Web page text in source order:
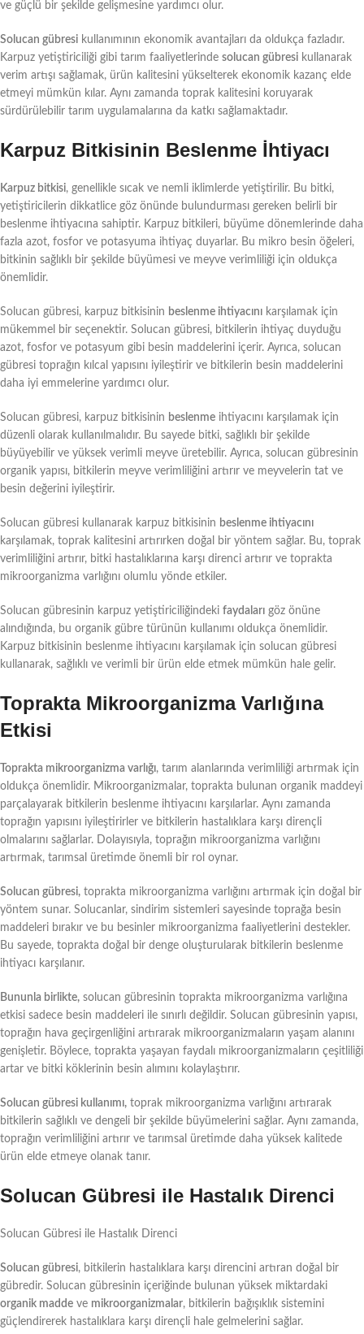
ve güçlü bir şekilde gelişmesine yardımcı olur.
Solucan gübresi kullanımının ekonomik avantajları da oldukça fazladır.
Karpuz yetiştiriciliği gibi tarım faaliyetlerinde solucan gübresi kullanarak
verim artışı sağlamak, ürün kalitesini yükselterek ekonomik kazanç elde
etmeyi mümkün kılar. Aynı zamanda toprak kalitesini koruyarak
sürdürülebilir tarım uygulamalarına da katkı sağlamaktadır.
Karpuz Bitkisinin Beslenme İhtiyacı
Karpuz bitkisi, genellikle sıcak ve nemli iklimlerde yetiştirilir. Bu bitki,
yetiştiricilerin dikkatlice göz önünde bulundurması gereken belirli bir
beslenme ihtiyacına sahiptir. Karpuz bitkileri, büyüme dönemlerinde daha
fazla azot, fosfor ve potasyuma ihtiyaç duyarlar. Bu mikro besin öğeleri,
bitkinin sağlıklı bir şekilde büyümesi ve meyve verimliliği için oldukça
önemlidir.
Solucan gübresi, karpuz bitkisinin beslenme ihtiyacını karşılamak için
mükemmel bir seçenektir. Solucan gübresi, bitkilerin ihtiyaç duyduğu
azot, fosfor ve potasyum gibi besin maddelerini içerir. Ayrıca, solucan
gübresi toprağın kılcal yapısını iyileştirir ve bitkilerin besin maddelerini
daha iyi emmelerine yardımcı olur.
Solucan gübresi, karpuz bitkisinin beslenme ihtiyacını karşılamak için
düzenli olarak kullanılmalıdır. Bu sayede bitki, sağlıklı bir şekilde
büyüyebilir ve yüksek verimli meyve üretebilir. Ayrıca, solucan gübresinin
organik yapısı, bitkilerin meyve verimliliğini artırır ve meyvelerin tat ve
besin değerini iyileştirir.
Solucan gübresi kullanarak karpuz bitkisinin beslenme ihtiyacını
karşılamak, toprak kalitesini artırırken doğal bir yöntem sağlar. Bu, toprak
verimliliğini artırır, bitki hastalıklarına karşı direnci artırır ve toprakta
mikroorganizma varlığını olumlu yönde etkiler.
Solucan gübresinin karpuz yetiştiriciliğindeki faydaları göz önüne
alındığında, bu organik gübre türünün kullanımı oldukça önemlidir.
Karpuz bitkisinin beslenme ihtiyacını karşılamak için solucan gübresi
kullanarak, sağlıklı ve verimli bir ürün elde etmek mümkün hale gelir.
Toprakta Mikroorganizma Varlığına
Etkisi
Toprakta mikroorganizma varlığı, tarım alanlarında verimliliği artırmak için
oldukça önemlidir. Mikroorganizmalar, toprakta bulunan organik maddeyi
parçalayarak bitkilerin beslenme ihtiyacını karşılarlar. Aynı zamanda
toprağın yapısını iyileştirirler ve bitkilerin hastalıklara karşı dirençli
olmalarını sağlarlar. Dolayısıyla, toprağın mikroorganizma varlığını
artırmak, tarımsal üretimde önemli bir rol oynar.
Solucan gübresi, toprakta mikroorganizma varlığını artırmak için doğal bir
yöntem sunar. Solucanlar, sindirim sistemleri sayesinde toprağa besin
maddeleri bırakır ve bu besinler mikroorganizma faaliyetlerini destekler.
Bu sayede, toprakta doğal bir denge oluşturularak bitkilerin beslenme
ihtiyacı karşılanır.
Bununla birlikte, solucan gübresinin toprakta mikroorganizma varlığına
etkisi sadece besin maddeleri ile sınırlı değildir. Solucan gübresinin yapısı,
toprağın hava geçirgenliğini artırarak mikroorganizmaların yaşam alanını
genişletir. Böylece, toprakta yaşayan faydalı mikroorganizmaların çeşitliliği
artar ve bitki köklerinin besin alımını kolaylaştırır.
Solucan gübresi kullanımı, toprak mikroorganizma varlığını artırarak
bitkilerin sağlıklı ve dengeli bir şekilde büyümelerini sağlar. Aynı zamanda,
toprağın verimliliğini artırır ve tarımsal üretimde daha yüksek kalitede
ürün elde etmeye olanak tanır.
Solucan Gübresi ile Hastalık Direnci
Solucan Gübresi ile Hastalık Direnci
Solucan gübresi, bitkilerin hastalıklara karşı direncini artıran doğal bir
gübredir. Solucan gübresinin içeriğinde bulunan yüksek miktardaki
organik madde ve mikroorganizmalar, bitkilerin bağışıklık sistemini
güçlendirerek hastalıklara karşı dirençli hale gelmelerini sağlar.